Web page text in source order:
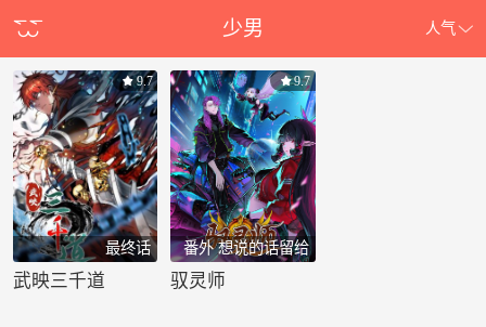
少男 人气
最终话
9.7
武映三千道
番外 想说的话留给
9.7
驭灵师